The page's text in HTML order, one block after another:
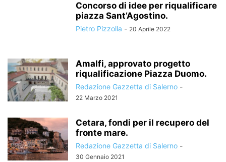
Concorso di idee per riqualificare
piazza Sant’Agostino.
Pietro Pizzolla - 20 Aprile 2022
Amalfi, approvato progetto
riqualificazione Piazza Duomo.
Redazione Gazzetta di Salerno -
22 Marzo 2021
Cetara, fondi per il recupero del
fronte mare.
Redazione Gazzetta di Salerno -
30 Gennaio 2021